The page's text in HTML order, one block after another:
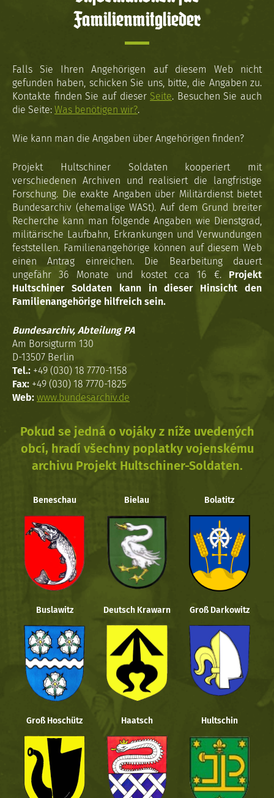
Familienmitglieder
Falls Sie Ihren Angehörigen auf diesem Web nicht
gefunden haben, schicken Sie uns, bitte, die Angaben zu.
Kontakte finden Sie auf dieser Seite. Besuchen Sie auch
die Seite: Was benötigen wir?.
Wie kann man die Angaben über Angehörigen finden?
Projekt Hultschiner Soldaten kooperiert mit
verschiedenen Archiven und realisiert die langfristige
Forschung. Die exakte Angaben über Militärdienst bietet
Bundesarchiv (ehemalige WASt). Auf dem Grund breiter
Recherche kann man folgende Angaben wie Dienstgrad,
militärische Laufbahn, Erkrankungen und Verwundungen
feststellen. Familienangehörige können auf diesem Web
einen Antrag einreichen. Die Bearbeitung dauert
ungefähr 36 Monate und kostet cca 16 €. Projekt
Hultschiner Soldaten kann in dieser Hinsicht den
Familienangehörige hilfreich sein.
Bundesarchiv, Abteilung PA
Am Borsigturm 130
D-13507 Berlin
Tel.: +49 (030) 18 7770-1158
Fax: +49 (030) 18 7770-1825
Web: www.bundesarchiv.de
Pokud se jedná o vojáky z níže uvedených
obcí, hradí všechny poplatky vojenskému
archivu Projekt Hultschiner-Soldaten.
Beneschau Bielau Bolatitz
Buslawitz Deutsch Krawarn Groß Darkowitz
Groß Hoschütz Haatsch Hultschin